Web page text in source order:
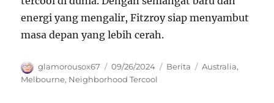
energi yang mengalir, Fitzroy siap menyambut
masa depan yang lebih cerah.
Author
glamorousox67
Posted
on
09/26/2024 Categories
Berita Tags
Australia,
Melbourne, Neighborhood Tercool